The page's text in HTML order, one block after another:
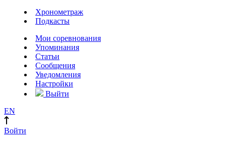
Хронометраж
Подкасты
Мои соревнования
Упоминания
Статьи
Сообщения
Уведомления
Настройки
Выйти
EN
Войти